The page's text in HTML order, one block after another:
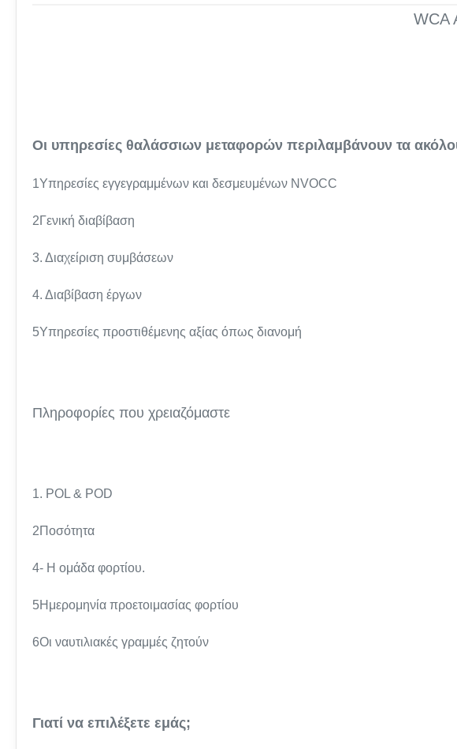
WCA
Οι υπηρεσίες θαλάσσιων μεταφορών περιλαμβάνουν τα
1Υπηρεσίες εγγεγραμμένων και δεσμευμένων NVOCC
2Γενική διαβίβαση
3. Διαχείριση συμβάσεων
4. Διαβίβαση έργων
5Υπηρεσίες προστιθέμενης αξίας όπως διανομή
Πληροφορίες που χρειαζόμαστε
1. POL & POD
2Ποσότητα
4- Η ομάδα φορτίου.
5Ημερομηνία προετοιμασίας φορτίου
6Οι ναυτιλιακές γραμμές ζητούν
Γιατί να επιλέξετε εμάς;